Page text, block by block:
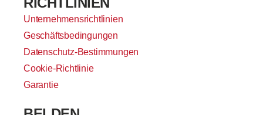
Unternehmensrichtlinien
Geschäftsbedingungen
Datenschutz-Bestimmungen
Cookie-Richtlinie
Garantie